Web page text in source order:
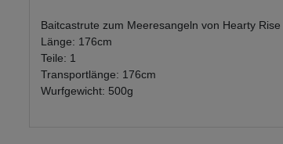
Baitcastrute zum Meeresangeln von Hearty Rise
Länge: 176cm
Teile: 1
Transportlänge: 176cm
Wurfgewicht: 500g